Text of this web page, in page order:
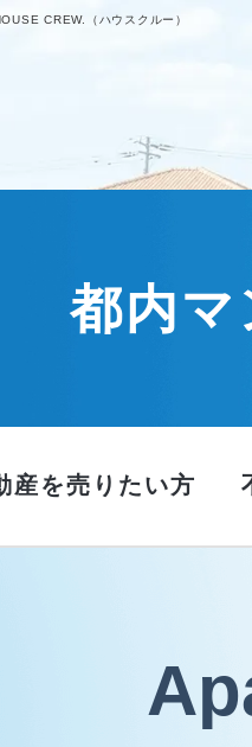
CREW.（ハウスクルー）
都内
産を売りたい方